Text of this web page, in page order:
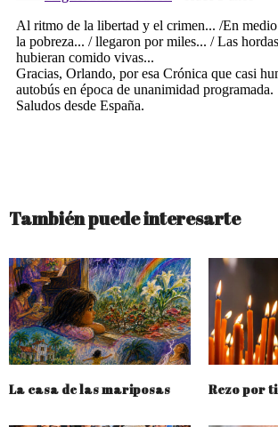
También puede interesarte
La casa de las mariposas Rezo por ti